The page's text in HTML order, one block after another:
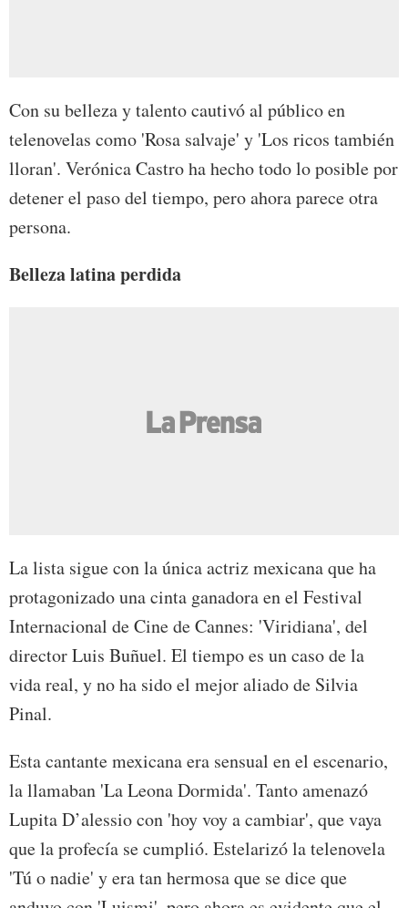
Con su belleza y talento cautivó al público en
telenovelas como 'Rosa salvaje' y 'Los ricos también
lloran'. Verónica Castro ha hecho todo lo posible por
detener el paso del tiempo, pero ahora parece otra
persona.
Belleza latina perdida
La lista sigue con la única actriz mexicana que ha
protagonizado una cinta ganadora en el Festival
Internacional de Cine de Cannes: 'Viridiana', del
director Luis Buñuel. El tiempo es un caso de la
vida real, y no ha sido el mejor aliado de Silvia
Pinal.
Esta cantante mexicana era sensual en el escenario,
la llamaban 'La Leona Dormida'. Tanto amenazó
Lupita D’alessio con 'hoy voy a cambiar', que vaya
que la profecía se cumplió. Estelarizó la telenovela
'Tú o nadie' y era tan hermosa que se dice que